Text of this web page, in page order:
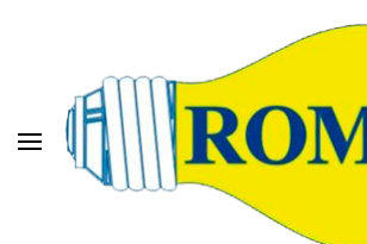
Blog Roma Eletrônica